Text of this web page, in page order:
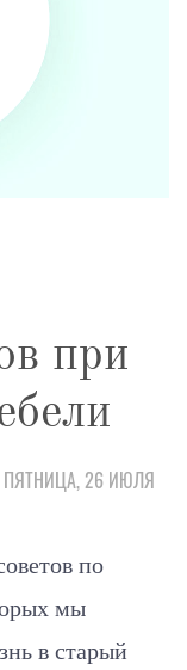
при
ПЯТНИЦА, 26 ИЮЛЯ
по
мы
в старый